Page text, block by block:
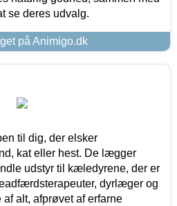
se deres udvalg.
på Animigo.dk
til dig, der elsker
kat eller hest. De lægger
udstyr til kæledyrene, der er
dyrlæger og
alt, afprøvet af erfarne